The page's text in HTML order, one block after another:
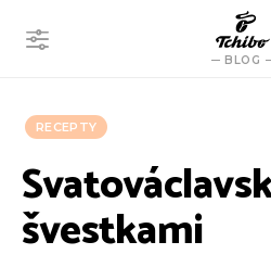
BLOG
RECEPTY
švestkami